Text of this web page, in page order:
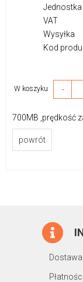
Jednostka
VAT
Wysyłka
Kod
W koszyku -
700MB ,prędkość
powrót
Dostawa
Płatności